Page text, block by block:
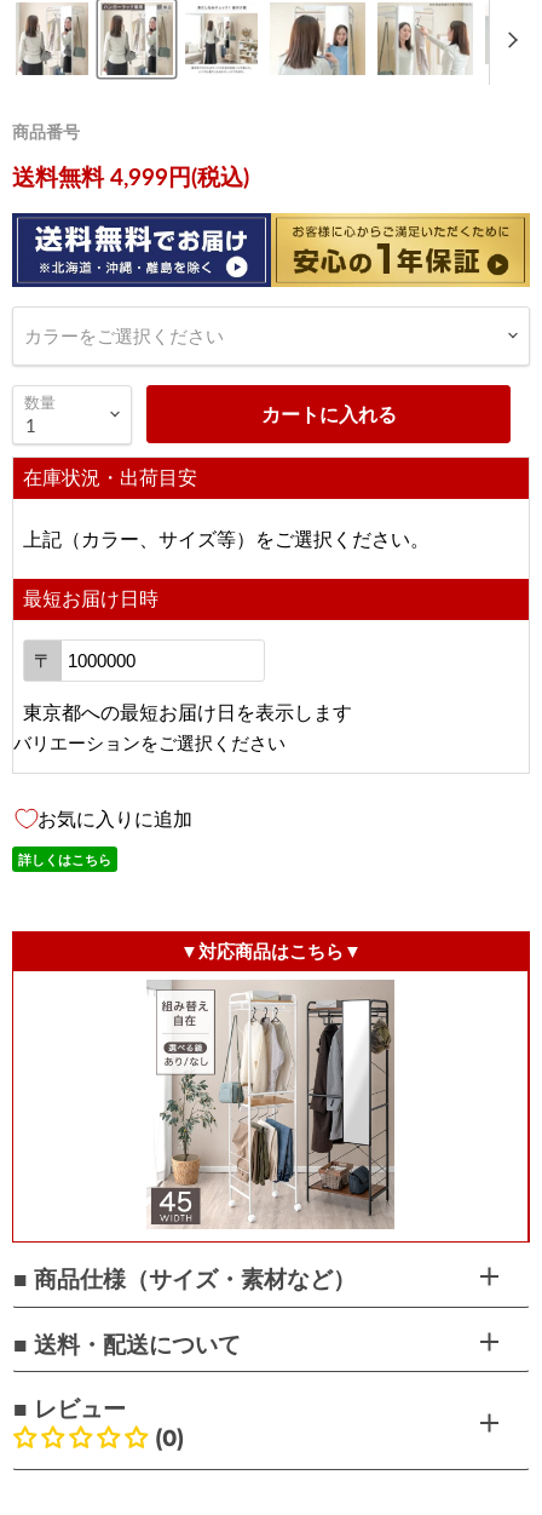
商品番号
現在の価格
送料無料 4,999円(税込)
カラーをご選択ください
数量
カートに入れる
在庫状況・出荷目安
上記（カラー、サイズ等）をご選択ください。
最短お届け日時
〒
東京都への最短お届け日を表示します
バリエーションをご選択ください
お気に入りに追加
詳しくはこちら
▼対応商品はこちら▼
■ 商品仕様（サイズ・素材など）
■ 送料・配送について
■ レビュー
(0)